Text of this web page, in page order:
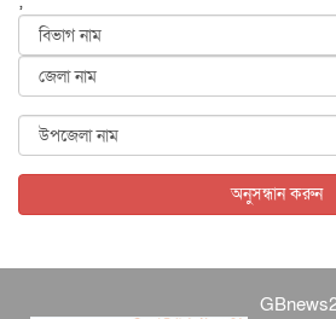
আন্তর্জাতিক
কেনিয়ায় ১৫ হাতির রহস্যজনক
আন্তর্জাতিক
অনুসন্ধান করুন